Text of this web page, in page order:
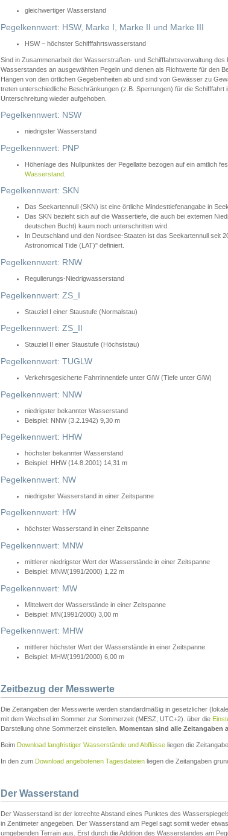
gleichwertiger Wasserstand
Pegelkennwert: HSW, Marke I, Marke II und Marke III
HSW – höchster Schifffahrtswasserstand
Sind in Zusammenarbeit der Wasserstraßen- und Schifffahrtsverwaltung
Wasserstandes an ausgewählten Pegeln und dienen als Richtwerte für den
Hängen von den örtlichen Gegebenheiten ab und sind von Gewässer zu
treten unterschiedliche Beschränkungen (z.B. Sperrungen) für die
Unterschreitung wieder aufgehoben.
Pegelkennwert: NSW
niedrigster Wasserstand
Pegelkennwert: PNP
Höhenlage des Nullpunktes der Pegellatte bezogen auf ein amtlich
Wasserstand
Pegelkennwert: SKN
Das Seekartennull (SKN) ist eine örtliche Mindesttiefenangabe in
Das SKN bezieht sich auf die Wassertiefe, die auch bei extemen
deutschen Bucht) kaum noch unterschritten wird.
In Deutschland und den Nordsee-Staaten ist das Seekartennull
Astronomical Tide (LAT)" definiert.
Pegelkennwert: RNW
Regulierungs-Niedrigwasserstand
Pegelkennwert: ZS_I
Stauziel I einer Staustufe (Normalstau)
Pegelkennwert: ZS_II
Stauziel II einer Staustufe (Höchststau)
Pegelkennwert: TUGLW
Verkehrsgesicherte Fahrrinnentiefe unter GlW (Tiefe unter GlW)
Pegelkennwert: NNW
niedrigster bekannter Wasserstand
Beispiel: NNW (3.2.1942) 9,30 m
Pegelkennwert: HHW
höchster bekannter Wasserstand
Beispiel: HHW (14.8.2001) 14,31 m
Pegelkennwert: NW
niedrigster Wasserstand in einer Zeitspanne
Pegelkennwert: HW
höchster Wasserstand in einer Zeitspanne
Pegelkennwert: MNW
mittlerer niedrigster Wert der Wasserstände in einer Zeitspanne
Beispiel: MNW(1991/2000) 1,22 m
Pegelkennwert: MW
Mittelwert der Wasserstände in einer Zeitspanne
Beispiel: MN(1991/2000) 3,00 m
Pegelkennwert: MHW
mittlerer höchster Wert der Wasserstände in einer Zeitspanne
Beispiel: MHW(1991/2000) 6,00 m
Zeitbezug der Messwerte
Die Zeitangaben der Messwerte werden standardmäßig in gesetzlicher
mit dem Wechsel im Sommer zur Sommerzeit (MESZ, UTC+2). über die
Darstellung ohne Sommerzeit einstellen. Momentan sind alle Zeitangaben
Beim Download langfristiger Wasserstände und Abflüsse liegen die
In den zum Download angebotenen Tagesdateien liegen die Zeitangaben
Der Wasserstand
Der Wasserstand ist der lotrechte Abstand eines Punktes des
in Zentimeter angegeben. Der Wasserstand am Pegel sagt somit weder
umgebenden Terrain aus. Erst durch die Addition des Wasserstandes am